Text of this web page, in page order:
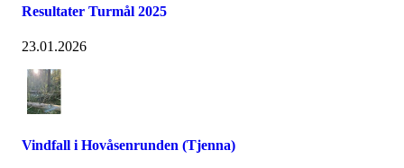
Resultater Turmål 2025
23.01.2026
Vindfall i Hovåsenrunden (Tjenna)